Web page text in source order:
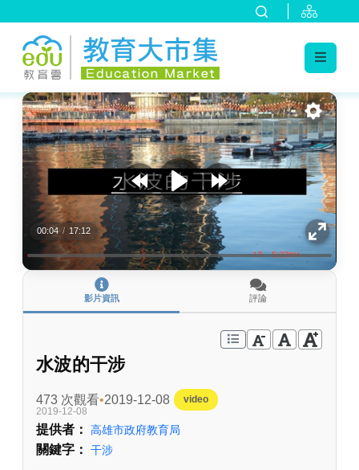
:::
00:04 / 17:12
影片資訊 評論
水波的干涉
473 次觀看 2019-12-08
video
2019-12-08
提供者： 高雄市政府教育局
關鍵字： 干涉